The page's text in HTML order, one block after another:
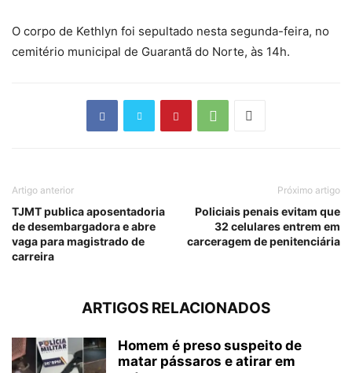
O corpo de Kethlyn foi sepultado nesta segunda-feira, no
cemitério municipal de Guarantã do Norte, às 14h.
Artigo anterior
TJMT publica aposentadoria
de desembargadora e abre
vaga para magistrado de
carreira
Próximo artigo
Policiais penais evitam que
32 celulares entrem em
carceragem de penitenciária
ARTIGOS RELACIONADOS
Homem é preso suspeito de
matar pássaros e atirar em